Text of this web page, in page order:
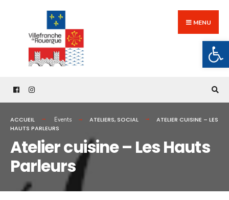
content
MENU
ACCUEIL Events ATELIERS, SOCIAL
ATELIER CUISINE – LES
HAUTS PARLEURS
Atelier cuisine – Les Hauts
Parleurs